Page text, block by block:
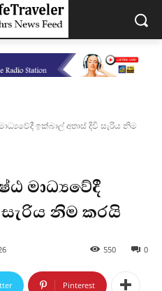
මාධ්‍යවේදී ඉක්බාල් අතාස් දිවි සැරිය නිම
මාධ්‍යවේදී
නිම කරයි
0
550
Pinterest